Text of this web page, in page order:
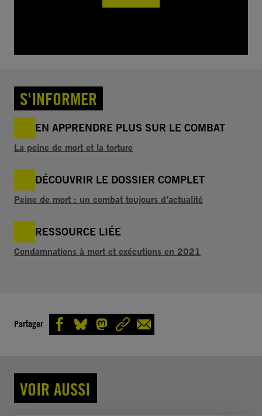
S'INFORMER
EN APPRENDRE PLUS SUR LE COMBAT
La peine de mort et la torture
DÉCOUVRIR LE DOSSIER COMPLET
Peine de mort : un combat toujours d’actualité
RESSOURCE LIÉE
Condamnations à mort et exécutions en 2021
Partager
VOIR AUSSI